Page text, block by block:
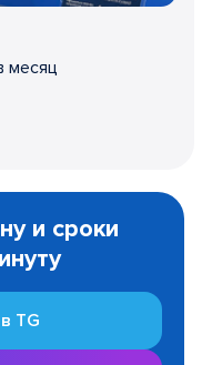
месяц
и сроки
TG